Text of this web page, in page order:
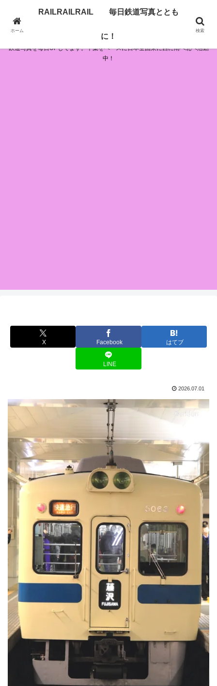
RAILRAILRAIL 毎日鉄道写真とともに！
鉄道写真を毎日UPしてます。千葉をベースに日本全国東に西に南へ北へ活動
中！
X Facebook はてブ
LINE
2026.07.01
ホーム
RAILRAILRAIL 毎日鉄道写真ととも
に！
検索